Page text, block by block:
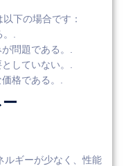
下の場合です：
。.
問題である。.
していない。.
格である。.
ルギーが少なく、性能